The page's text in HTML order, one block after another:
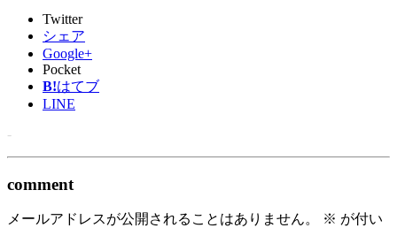
Twitter
シェア
Google+
Pocket
B!はてブ
LINE
-
comment
メールアドレスが公開されることはありません。 ※ が付い